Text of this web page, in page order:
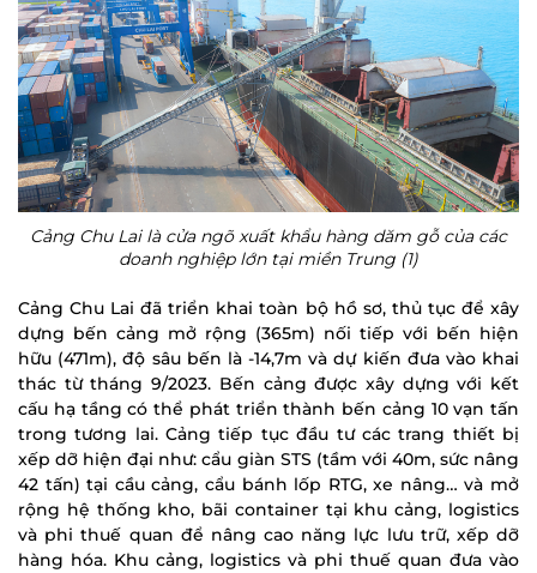
Cảng Chu Lai là cửa ngõ xuất khẩu hàng dăm gỗ của các
doanh nghiệp lớn tại miền Trung (1)
Cảng Chu Lai đã triển khai toàn bộ hồ sơ, thủ tục để xây
dựng bến cảng mở rộng (365m) nối tiếp với bến hiện
hữu (471m), độ sâu bến là -14,7m và dự kiến đưa vào khai
thác từ tháng 9/2023. Bến cảng được xây dựng với kết
cấu hạ tầng có thể phát triển thành bến cảng 10 vạn tấn
trong tương lai. Cảng tiếp tục đầu tư các trang thiết bị
xếp dỡ hiện đại như: cẩu giàn STS (tầm với 40m, sức nâng
42 tấn) tại cầu cảng, cẩu bánh lốp RTG, xe nâng… và mở
rộng hệ thống kho, bãi container tại khu cảng, logistics
và phi thuế quan để nâng cao năng lực lưu trữ, xếp dỡ
hàng hóa. Khu cảng, logistics và phi thuế quan đưa vào